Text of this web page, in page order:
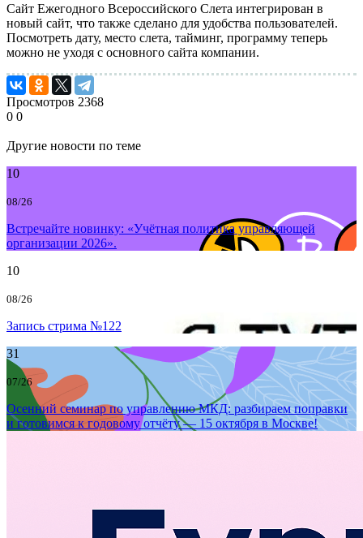
Сайт Ежегодного Всероссийского Слета интегрирован в
новый сайт, что также сделано для удобства пользователей.
Посмотреть дату, место слета, тайминг, программу теперь
можно не уходя с основного сайта компании.
Просмотров 2368
0 0
Другие новости по теме
10
08/26
Встречайте новинку: «Учётная политика управляющей
организации 2026».
10
08/26
Запись стрима №122
31
07/26
Осенний семинар по управлению МКД: разбираем поправки
и готовимся к годовому отчёту — 15 октября в Москве!